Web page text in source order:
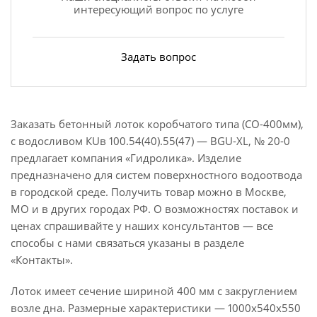
интересующий вопрос по услуге
Задать вопрос
Заказать бетонный лоток коробчатого типа (СО-400мм),
с водосливом КUв 100.54(40).55(47) — BGU-XL, № 20-0
предлагает компания «Гидролика». Изделие
предназначено для систем поверхностного водоотвода
в городской среде. Получить товар можно в Москве,
МО и в других городах РФ. О возможностях поставок и
ценах спрашивайте у наших консультантов — все
способы с нами связаться указаны в разделе
«Контакты».
Лоток имеет сечение шириной 400 мм с закруглением
возле дна. Размерные характеристики — 1000х540х550